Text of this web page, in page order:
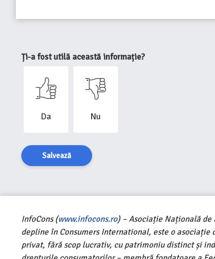
Ți-a fost utilă această informație?
Da Nu
Salvează
InfoCons (www.infocons.ro) – Asociație Națională
depline în Consumers International, este o
privat, fără scop lucrativ, cu patrimoniu distinct și